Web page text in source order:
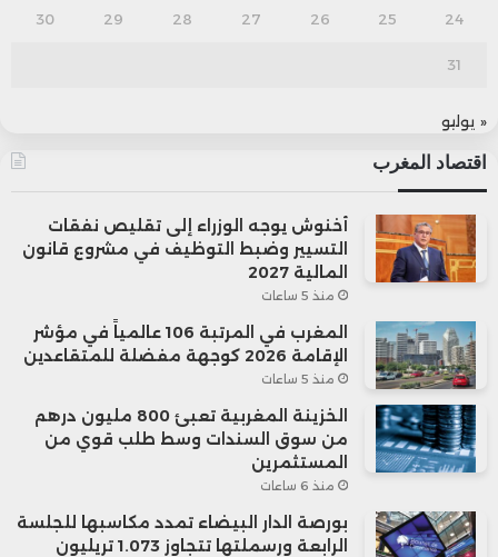
24
25
26
27
28
29
30
31
« يوليو
اقتصاد المغرب
أخنوش يوجه الوزراء إلى تقليص نفقات
التسيير وضبط التوظيف في مشروع قانون
المالية 2027
منذ 5 ساعات
المغرب في المرتبة 106 عالمياً في مؤشر
الإقامة 2026 كوجهة مفضلة للمتقاعدين
منذ 5 ساعات
الخزينة المغربية تعبئ 800 مليون درهم
من سوق السندات وسط طلب قوي من
المستثمرين
منذ 6 ساعات
بورصة الدار البيضاء تمدد مكاسبها للجلسة
الرابعة ورسملتها تتجاوز 1.073 تريليون